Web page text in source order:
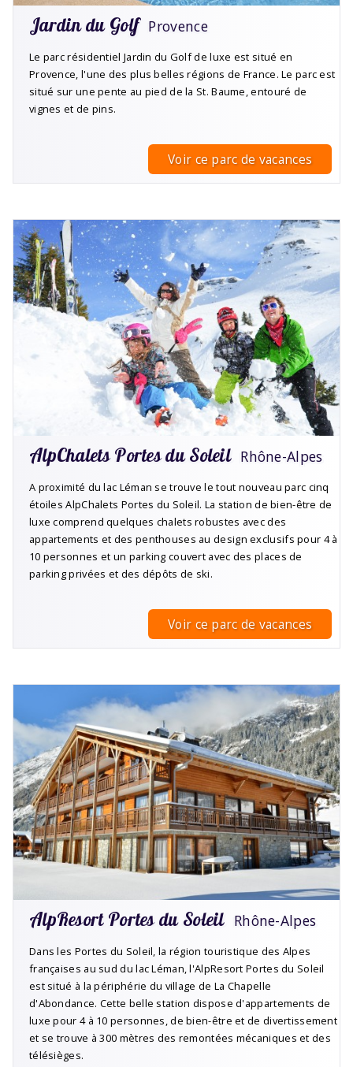
Jardin du Golf Provence
Le parc résidentiel Jardin du Golf de luxe est situé en
Provence, l'une des plus belles régions de France. Le parc est
situé sur une pente au pied de la St. Baume, entouré de
vignes et de pins.
Voir ce parc de vacances
AlpChalets Portes du Soleil Rhône-Alpes
A proximité du lac Léman se trouve le tout nouveau parc cinq
étoiles AlpChalets Portes du Soleil. La station de bien-être de
luxe comprend quelques chalets robustes avec des
appartements et des penthouses au design exclusifs pour 4 à
10 personnes et un parking couvert avec des places de
parking privées et des dépôts de ski.
Voir ce parc de vacances
AlpResort Portes du Soleil Rhône-Alpes
Dans les Portes du Soleil, la région touristique des Alpes
françaises au sud du lac Léman, l'AlpResort Portes du Soleil
est situé à la périphérie du village de La Chapelle
d'Abondance. Cette belle station dispose d'appartements de
luxe pour 4 à 10 personnes, de bien-être et de divertissement
et se trouve à 300 mètres des remontées mécaniques et des
télésièges.